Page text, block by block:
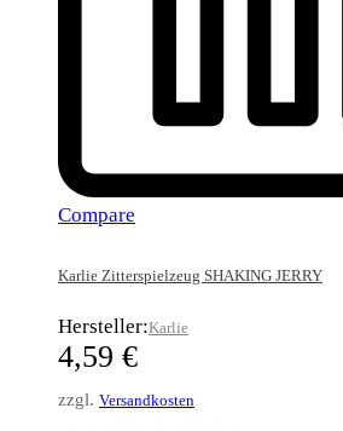
Compare
Karlie Zitterspielzeug SHAKING JERRY
Hersteller:Karlie
4,59 €
zzgl. Versandkosten